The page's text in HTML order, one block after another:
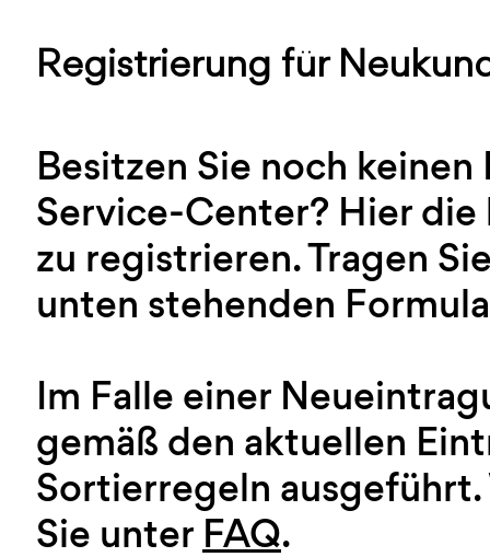
Registrierung für
Besitzen Sie noch
Service-Center? Hier
zu registrieren. Tragen
unten stehenden
Im Falle einer
gemäß den aktuellen
Sortierregeln
Sie unter FAQ.